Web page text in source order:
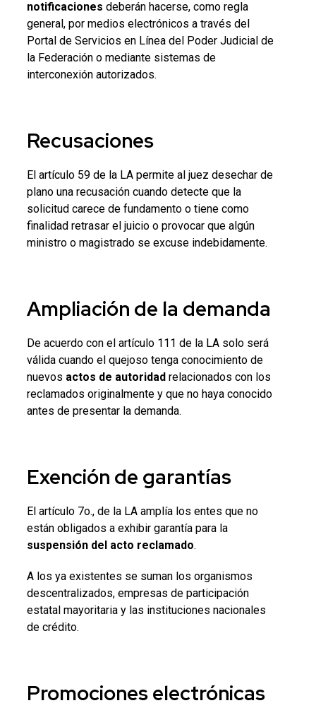
notificaciones deberán hacerse, como regla
general, por medios electrónicos a través del
Portal de Servicios en Línea del Poder Judicial de
la Federación o mediante sistemas de
interconexión autorizados.
Recusaciones
El artículo 59 de la LA permite al juez desechar de
plano una recusación cuando detecte que la
solicitud carece de fundamento o tiene como
finalidad retrasar el juicio o provocar que algún
ministro o magistrado se excuse indebidamente.
Ampliación de la demanda
De acuerdo con el artículo 111 de la LA solo será
válida cuando el quejoso tenga conocimiento de
nuevos actos de autoridad relacionados con los
reclamados originalmente y que no haya conocido
antes de presentar la demanda.
Exención de garantías
El artículo 7o., de la LA amplía los entes que no
están obligados a exhibir garantía para la
suspensión del acto reclamado.
A los ya existentes se suman los organismos
descentralizados, empresas de participación
estatal mayoritaria y las instituciones nacionales
de crédito.
Promocioneselectrónicas